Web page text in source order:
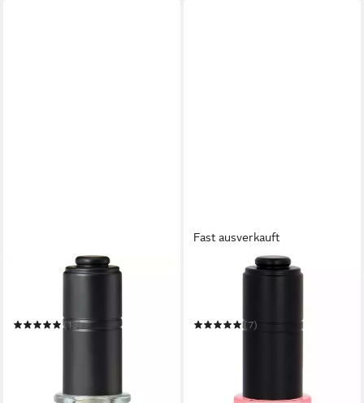
ANNAYAKE
(13)
in 2-3 Werktagen bei dir
Fast ausverkauft
ANNAYAKE
(7)
in 2-3 Werktagen bei dir